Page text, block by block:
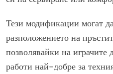
Тези модификации могат
разположението на
позволявайки на играчите
работи най-добре за